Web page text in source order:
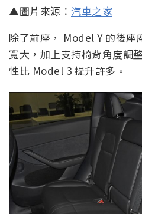
▲圖片來源： 汽車之家
除了前座， Model Y 的後座
寬大，加上支持椅背角度調
性比 Model 3 提升許多。